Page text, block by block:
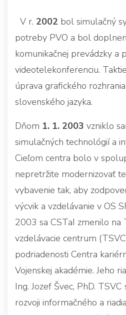
V r. 2002 bol simulačný
potreby PVO a bol
komunikačnej prevádzky a
videotelekonferenciu.
úprava grafického
slovenského jazyka.
Dňom 1. 1. 2003 vzniklo
simulačných technológií a
Cieľom centra bolo v
nepretržite modernizovať
vybavenie tak, aby
výcvik a vzdelávanie v OS
2003 sa CSTaI zmenilo na
vzdelávacie centrum
podriadenosti Centra
Vojenskej akadémie. Jeho
Ing. Jozef Švec, PhD.
rozvoji informačného a